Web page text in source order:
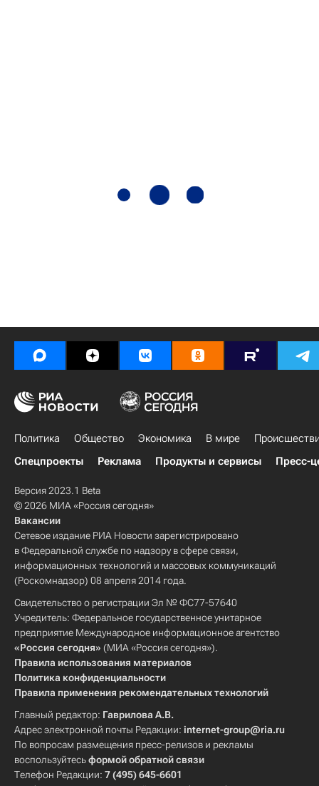
Политика Общество Экономика В мире
Спецпроекты
Реклама Продукты и сервисы Пресс-
Версия 2023.1 Beta
© 2026 МИА «Россия сегодня»
Вакансии
Сетевое издание РИА Новости зарегистрировано
в Федеральной службе по надзору в сфере связи,
информационных технологий и массовых коммуникаций
(Роскомнадзор) 08 апреля 2014 года.
Свидетельство о регистрации Эл № ФС77-57640
Учредитель: Федеральное государственное унитарное
предприятие Международное информационное агентство
«Россия сегодня» (МИА «Россия сегодня»).
Правила использования материалов
Политика конфиденциальности
Правила применения рекомендательных технологий
Главный редактор: Гаврилова А.В.
Адрес электронной почты Редакции: internet-group@ria.ru
По вопросам размещения пресс-релизов и рекламы
воспользуйтесьформой обратной связи
Телефон Редакции: 7 (495) 645-6601